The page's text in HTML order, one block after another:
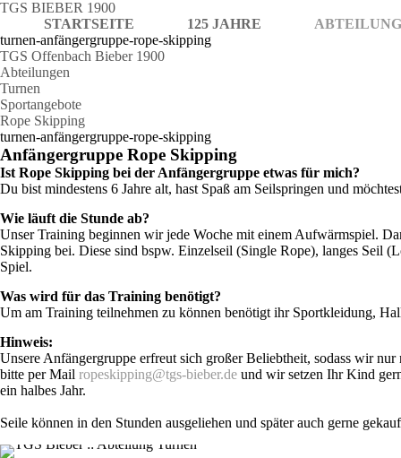
TGS BIEBER 1900
STARTSEITE
125 JAHRE
turnen-anfängergruppe-rope-skipping
TGS Offenbach Bieber 1900
Abteilungen
Turnen
Sportangebote
Rope Skipping
turnen-anfängergruppe-rope-skipping
Anfängergruppe Rope Skipping
Ist Rope Skipping bei der Anfängergruppe etwas für mich?
Du bist mindestens 6 Jahre alt, hast Spaß am Seilspringen und
Wie läuft die Stunde ab?
Unser Training beginnen wir jede Woche mit einem Aufwärmspiel.
Skipping bei. Diese sind bspw. Einzelseil (Single Rope), langes Seil
Spiel.
Was wird für das Training benötigt?
Um am Training teilnehmen zu können benötigt ihr Sportkleidung,
Hinweis:
Unsere Anfängergruppe erfreut sich großer Beliebtheit, sodass wir
bitte per Mail ropeskipping@tgs-bieber.de und wir setzen Ihr Kind
ein halbes Jahr.
Seile können in den Stunden ausgeliehen und später auch gerne